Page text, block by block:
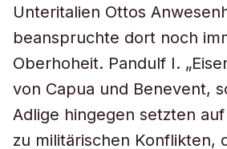
Unteritalien Ottos
beanspruchte dort noch
Oberhoheit. Pandulf I.
von Capua und Benevent,
Adlige hingegen setzten
zu militärischen Konflikten,